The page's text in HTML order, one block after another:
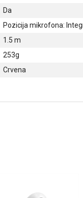
Da
Pozicija mikrofona:
1.5 m
253g
Crvena